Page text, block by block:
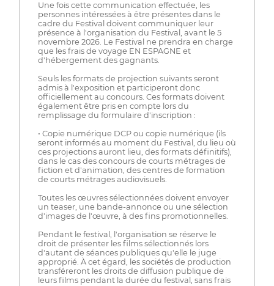
Une fois cette communication effectuée, les
personnes intéressées à être présentes dans le
cadre du Festival doivent communiquer leur
présence à l'organisation du Festival, avant le 5
novembre 2026. Le Festival ne prendra en charge
que les frais de voyage EN ESPAGNE et
d'hébergement des gagnants.
Seuls les formats de projection suivants seront
admis à l'exposition et participeront donc
officiellement au concours. Ces formats doivent
également être pris en compte lors du
remplissage du formulaire d'inscription :
• Copie numérique DCP ou copie numérique (ils
seront informés au moment du Festival, du lieu où
ces projections auront lieu, des formats définitifs),
dans le cas des concours de courts métrages de
fiction et d'animation, des centres de formation
de courts métrages audiovisuels.
Toutes les œuvres sélectionnées doivent envoyer
un teaser, une bande-annonce ou une sélection
d'images de l'œuvre, à des fins promotionnelles.
Pendant le festival, l'organisation se réserve le
droit de présenter les films sélectionnés lors
d'autant de séances publiques qu'elle le juge
approprié. À cet égard, les sociétés de production
transféreront les droits de diffusion publique de
leurs films pendant la durée du festival, sans frais